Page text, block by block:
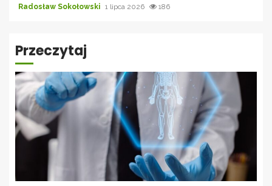
Radosław Sokołowski 1 lipca 2026 186
Przeczytaj